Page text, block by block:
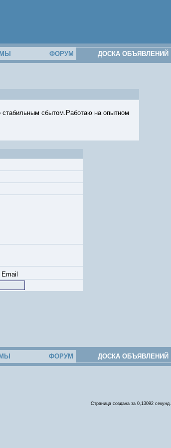
ФОРУМ ДОСКА ОБЪЯВЛЕНИЙ
сбытом.Работаю на опытном
ФОРУМ ДОСКА ОБЪЯВЛЕНИЙ
Страница создана за 0,13092 секунд.